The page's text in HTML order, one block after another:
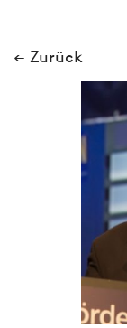
← Zurück